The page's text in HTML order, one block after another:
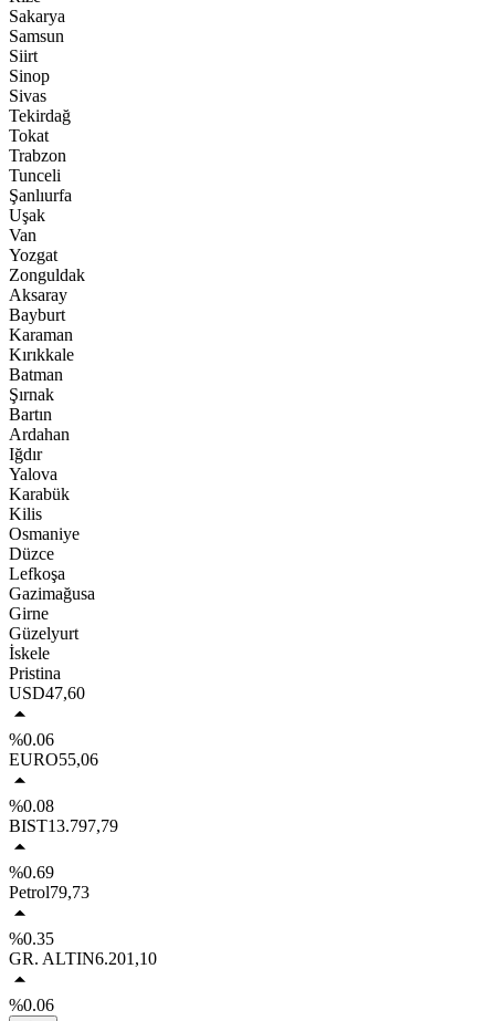
Sakarya
Samsun
Siirt
Sinop
Sivas
Tekirdağ
Tokat
Trabzon
Tunceli
Şanlıurfa
Uşak
Van
Yozgat
Zonguldak
Aksaray
Bayburt
Karaman
Kırıkkale
Batman
Şırnak
Bartın
Ardahan
Iğdır
Yalova
Karabük
Kilis
Osmaniye
Düzce
Lefkoşa
Gazimağusa
Girne
Güzelyurt
İskele
Pristina
USD47,60
%0.06
EURO55,06
%0.08
BIST13.797,79
%0.69
Petrol79,73
%0.35
GR. ALTIN6.201,10
%0.06